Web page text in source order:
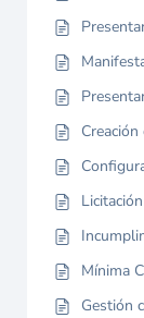
Mínima
Gestión